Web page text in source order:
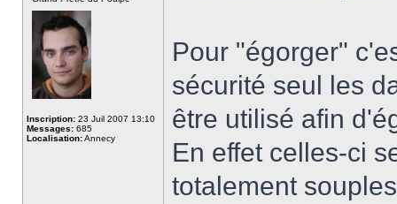
Inscription: 23 Juil 2007 13:10
Messages: 685
Localisation:Annecy
Pour "égorger"
sécurité seul les
être utilisé afin
En effet celles-ci
totalement